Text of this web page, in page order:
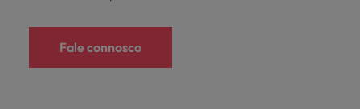
Fale connosco